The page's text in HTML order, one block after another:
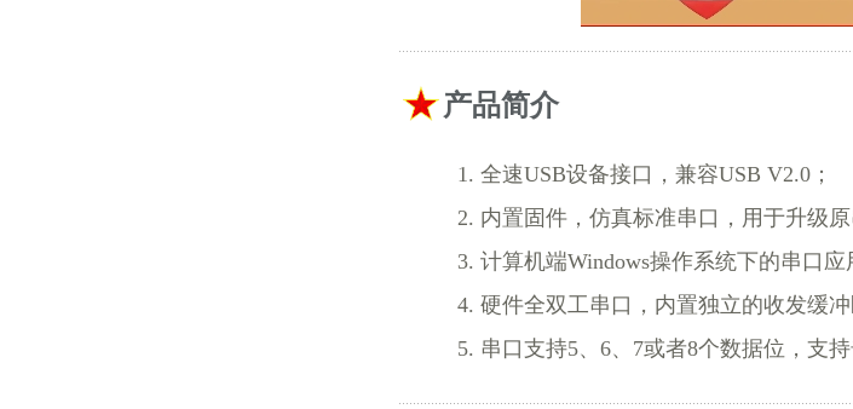
产品简介
全速USB设备接口，兼容USB V2.0；
内置固件，仿真标准串口，用于升级
计算机端Windows操作系统下的串口
硬件全双工串口，内置独立的收发缓冲
串口支持5、6、7或者8个数据位，支